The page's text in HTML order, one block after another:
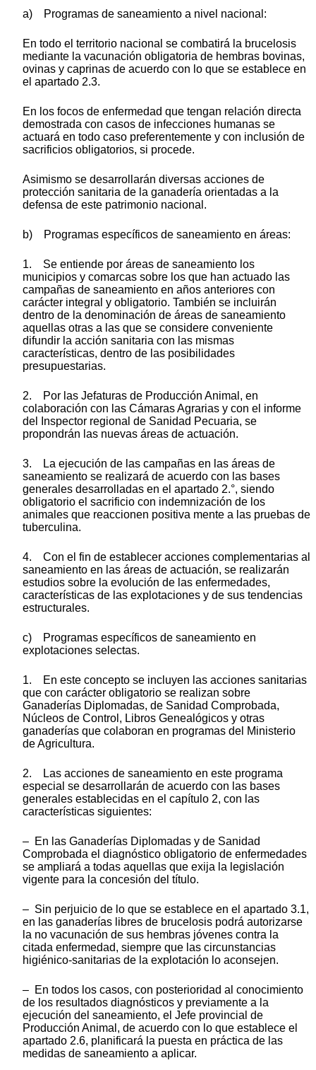
a) Programas de saneamiento a nivel nacional:
En todo el territorio nacional se combatirá la brucelosis
mediante la vacunación obligatoria de hembras bovinas,
ovinas y caprinas de acuerdo con lo que se establece en
el apartado 2.3.
En los focos de enfermedad que tengan relación directa
demostrada con casos de infecciones humanas se
actuará en todo caso preferentemente y con inclusión de
sacrificios obligatorios, si procede.
Asimismo se desarrollarán diversas acciones de
protección sanitaria de la ganadería orientadas a la
defensa de este patrimonio nacional.
b) Programas específicos de saneamiento en áreas:
1. Se entiende por áreas de saneamiento los
municipios y comarcas sobre los que han actuado las
campañas de saneamiento en años anteriores con
carácter integral y obligatorio. También se incluirán
dentro de la denominación de áreas de saneamiento
aquellas otras a las que se considere conveniente
difundir la acción sanitaria con las mismas
características, dentro de las posibilidades
presupuestarias.
2. Por las Jefaturas de Producción Animal, en
colaboración con las Cámaras Agrarias y con el informe
del Inspector regional de Sanidad Pecuaria, se
propondrán las nuevas áreas de actuación.
3. La ejecución de las campañas en las áreas de
saneamiento se realizará de acuerdo con las bases
generales desarrolladas en el apartado 2.°, siendo
obligatorio el sacrificio con indemnización de los
animales que reaccionen positiva mente a las pruebas de
tuberculina.
4. Con el fin de establecer acciones complementarias al
saneamiento en las áreas de actuación, se realizarán
estudios sobre la evolución de las enfermedades,
características de las explotaciones y de sus tendencias
estructurales.
c) Programas específicos de saneamiento en
explotaciones selectas.
1. En este concepto se incluyen las acciones sanitarias
que con carácter obligatorio se realizan sobre
Ganaderías Diplomadas, de Sanidad Comprobada,
Núcleos de Control, Libros Genealógicos y otras
ganaderías que colaboran en programas del Ministerio
de Agricultura.
2. Las acciones de saneamiento en este programa
especial se desarrollarán de acuerdo con las bases
generales establecidas en el capítulo 2, con las
características siguientes:
– En las Ganaderías Diplomadas y de Sanidad
Comprobada el diagnóstico obligatorio de enfermedades
se ampliará a todas aquellas que exija la legislación
vigente para la concesión del título.
– Sin perjuicio de lo que se establece en el apartado 3.1,
en las ganaderías libres de brucelosis podrá autorizarse
la no vacunación de sus hembras jóvenes contra la
citada enfermedad, siempre que las circunstancias
higiénico-sanitarias de la explotación lo aconsejen.
– En todos los casos, con posterioridad al conocimiento
de los resultados diagnósticos y previamente a la
ejecución del saneamiento, el Jefe provincial de
Producción Animal, de acuerdo con lo que establece el
apartado 2.6, planificará la puesta en práctica de las
medidas de saneamiento a aplicar.